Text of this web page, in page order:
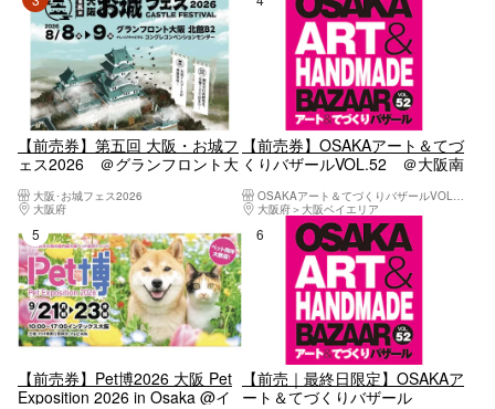
【前売券】第五回 大阪・お城フ
ェス2026 ＠グランフロント大
大阪･お城フェス2026
大阪府
大阪駅・梅田駅・福島・淀屋橋・本町
【前売券】OSAKAアート＆てづ
くりバザールVOL.52 ＠大阪南
大阪府
大阪ベイエリア
5位
【前売券】Pet博2026 ⼤阪 Pet
Exposition 2026 in Osaka @イ
6位
【前売｜最終日限定】OSAKAア
ート＆てづくりバザール